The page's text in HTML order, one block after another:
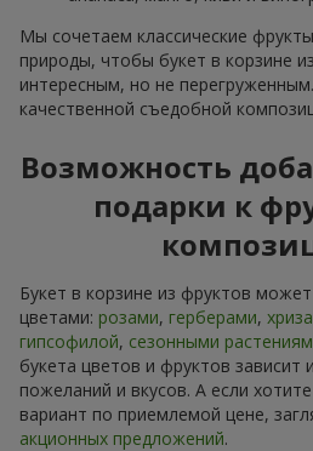
Мы сочетаем классические
природы, чтобы букет в корзине
интересным, но не
качественной съедобной
Возможность
подарки к
Букет в корзине из фруктов
цветами: розами, герберами,
гипсофилой, сезонными
букета цветов и фруктов
пожеланий и вкусов. А если
вариант по приемлемой цене,
акционных предложений.